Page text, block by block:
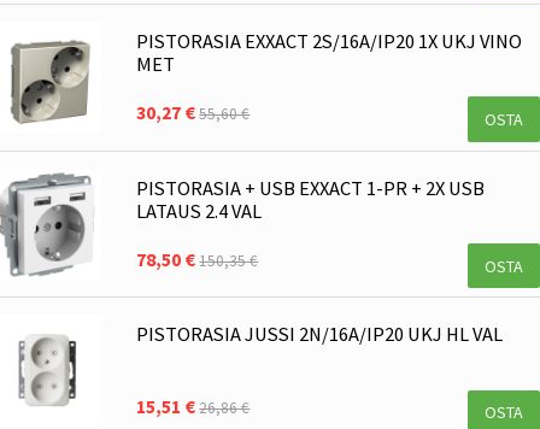
PISTORASIA EXXACT 2S/16A/IP20 1X UKJ VINO
MET
30,27 €55,60 € OSTA
PISTORASIA + USB EXXACT 1-PR + 2X USB
LATAUS 2.4 VAL
78,50 €150,35 € OSTA
PISTORASIA JUSSI 2N/16A/IP20 UKJ HL VAL
15,51 €26,86 € OSTA